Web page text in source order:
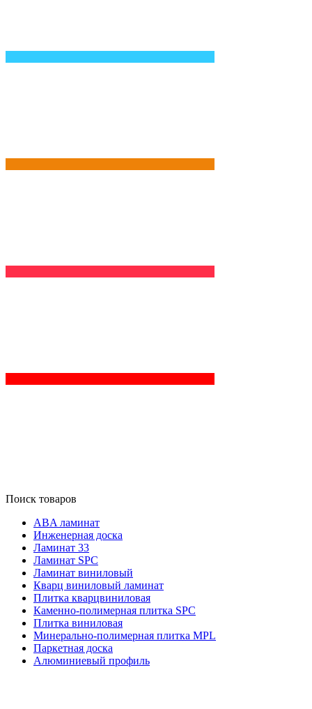
Поиск товаров
ABA ламинат
Инженерная доска
Ламинат 33
Ламинат SPC
Ламинат виниловый
Кварц виниловый ламинат
Плитка кварцвиниловая
Каменно-полимерная плитка SPC
Плитка виниловая
Минерально-полимерная плитка MPL
Паркетная доска
Алюминиевый профиль